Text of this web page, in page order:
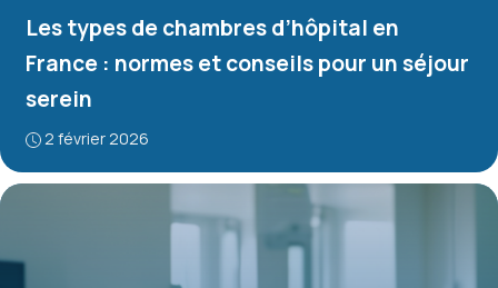
Les types de chambres d’hôpital en
France : normes et conseils pour un séjour
serein
2 février 2026